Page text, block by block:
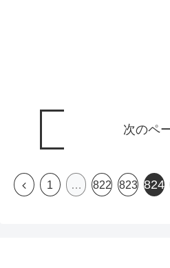
次のペ
1 … 822 823 824